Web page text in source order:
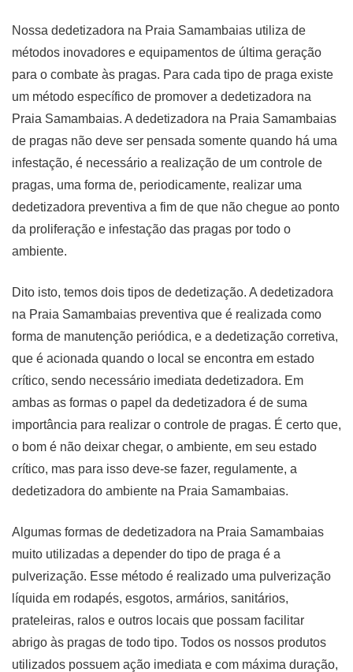
Nossa dedetizadora na Praia Samambaias utiliza de
métodos inovadores e equipamentos de última geração
para o combate às pragas. Para cada tipo de praga existe
um método específico de promover a dedetizadora na
Praia Samambaias. A dedetizadora na Praia Samambaias
de pragas não deve ser pensada somente quando há uma
infestação, é necessário a realização de um controle de
pragas, uma forma de, periodicamente, realizar uma
dedetizadora preventiva a fim de que não chegue ao ponto
da proliferação e infestação das pragas por todo o
ambiente.
Dito isto, temos dois tipos de dedetização. A dedetizadora
na Praia Samambaias preventiva que é realizada como
forma de manutenção periódica, e a dedetização corretiva,
que é acionada quando o local se encontra em estado
crítico, sendo necessário imediata dedetizadora. Em
ambas as formas o papel da dedetizadora é de suma
importância para realizar o controle de pragas. É certo que,
o bom é não deixar chegar, o ambiente, em seu estado
crítico, mas para isso deve-se fazer, regulamente, a
dedetizadora do ambiente na Praia Samambaias.
Algumas formas de dedetizadora na Praia Samambaias
muito utilizadas a depender do tipo de praga é a
pulverização. Esse método é realizado uma pulverização
líquida em rodapés, esgotos, armários, sanitários,
prateleiras, ralos e outros locais que possam facilitar
abrigo às pragas de todo tipo. Todos os nossos produtos
utilizados possuem ação imediata e com máxima duração,